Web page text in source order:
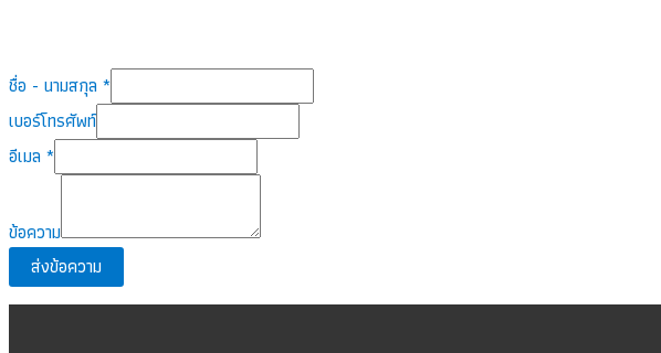
ชื่อ - นามสกุล *
ชื่อ
-
เบอร์โทรศัพท์
อีเมล *
ข้อความ
ส่งข้อความ